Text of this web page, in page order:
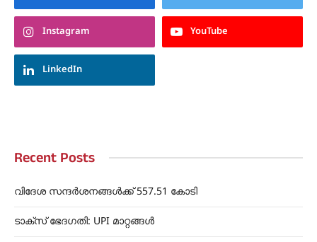
Instagram YouTube
LinkedIn
Recent Posts
വിദേശ സന്ദർശനങ്ങൾക്ക് 557.51 കോടി
ടാക്സ് ഭേദഗതി: UPI മാറ്റങ്ങൾ